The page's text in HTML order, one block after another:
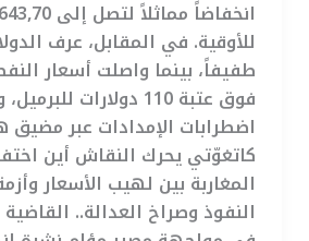
للأوقية. في المقابل، عرف
طفيفاً، بينما واصلت أسعار
فوق عتبة 110 دولارات
اضطرابات الإمدادات عبر مضيق
كاتغوّتي يحرك النقاش أين
المغاربة بين لهيب الأسعار
النفوذ وصراخ العدالة..